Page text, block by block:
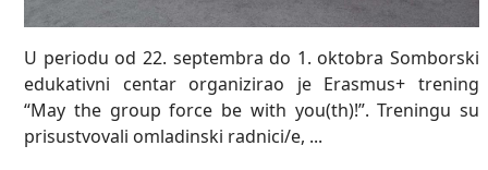
U periodu od 22. septembra do 1. oktobra Somborski
edukativni centar organizirao je Erasmus+ trening
“May the group force be with you(th)!”. Treningu su
prisustvovali omladinski radnici/e, ...